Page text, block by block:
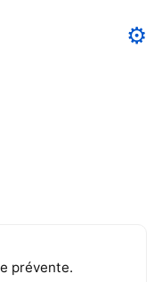
⚙️
prévente.